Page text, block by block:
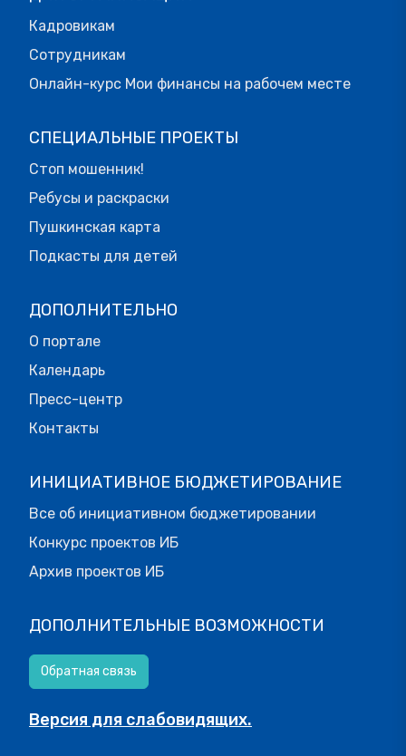
Кадровикам
Сотрудникам
Онлайн-курс Мои финансы на рабочем месте
СПЕЦИАЛЬНЫЕ ПРОЕКТЫ
Стоп мошенник!
Ребусы и раскраски
Пушкинская карта
Подкасты для детей
ДОПОЛНИТЕЛЬНО
О портале
Календарь
Пресс-центр
Контакты
ИНИЦИАТИВНОЕ БЮДЖЕТИРОВАНИЕ
Все об инициативном бюджетировании
Конкурс проектов ИБ
Архив проектов ИБ
ДОПОЛНИТЕЛЬНЫЕ ВОЗМОЖНОСТИ
Обратная связь
Версия для слабовидящих.